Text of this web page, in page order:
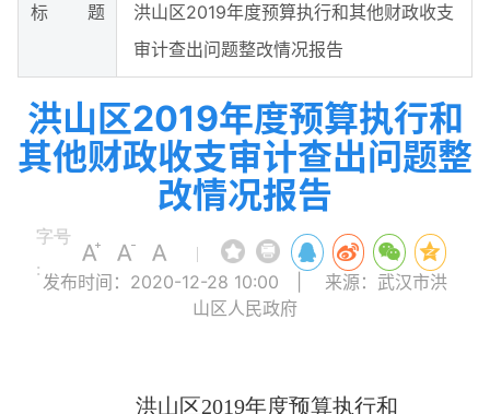
标 题
洪山区2019年度预算执行和其他财政收支
审计查出问题整改情况报告
洪山区2019年度预算执行和
其他财政收支审计查出问题整
改情况报告
字号
:
|
发布时间：2020-12-28 10:00
来源：武汉市洪
山区人民政府
洪山区2019年度预算执行和